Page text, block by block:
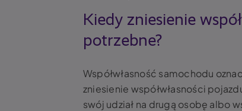
Kiedy zniesienie
potrzebne?
Współwłasność samochodu
zniesienie współwłasności
swój udział na drugą osobę albo